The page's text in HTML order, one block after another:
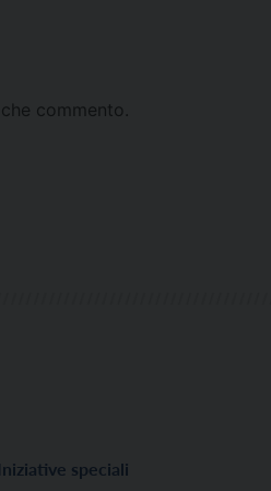
commento.
Iniziative speciali